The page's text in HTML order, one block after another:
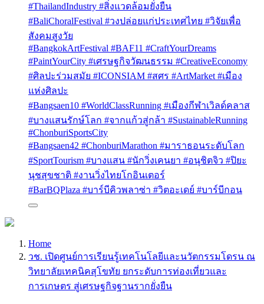
#ThailandIndustry #สิ่งแวดล้อมยั่งยืน
#BaliChoralFestival #วงปล่อยแก่ประเทศไทย #วิจัยเพื่อ
สังคมสูงวัย
#BangkokArtFestival #BAF11 #CraftYourDreams
#PaintYourCity #เศรษฐกิจวัฒนธรรม #CreativeEconomy
#ศิลปะร่วมสมัย #ICONSIAM #สศร #ArtMarket #เมือง
แห่งศิลปะ
#Bangsaen10 #WorldClassRunning #เมืองกีฬาเวิลด์คลาส
#บางแสนรักษ์โลก #จากแก้วสู่กล้า #SustainableRunning
#ChonburiSportsCity
#Bangsaen42 #ChonburiMarathon #มาราธอนระดับโลก
#SportTourism #บางแสน #นักวิ่งเคนยา #อนุชิตจิว #ปิยะ
นุชสุขชาติ #งานวิ่งไทยโกอินเตอร์
#BarBQPlaza #บาร์บีคิวพลาซ่า #วิตอะเดย์ #บาร์บีกอน
Home
วช. เปิดศูนย์การเรียนรู้เทคโนโลยีและนวัตกรรมโดรน ณ
วิทยาลัยเทคนิคสุโขทัย ยกระดับการท่องเที่ยวและ
การเกษตร สู่เศรษฐกิจฐานรากยั่งยืน